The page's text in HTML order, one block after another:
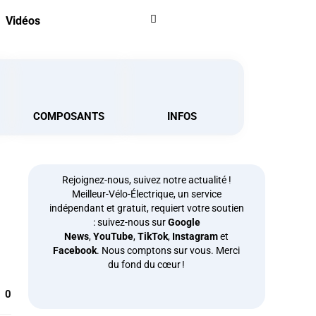
Vidéos
COMPOSANTS INFOS
0
Rejoignez-nous, suivez notre actualité !
Meilleur-Vélo-Électrique, un service
indépendant et gratuit, requiert votre soutien
: suivez-nous surGoogle
News,YouTube,TikTok, Instagramet
Facebook. Nous comptons sur vous. Merci
du fond du cœur !